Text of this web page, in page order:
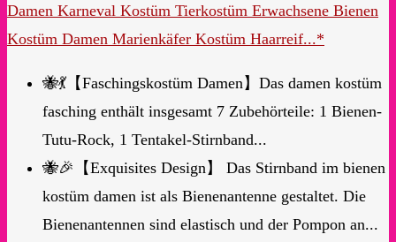
Damen Karneval Kostüm Tierkostüm Erwachsene Bienen
Kostüm Damen Marienkäfer Kostüm Haarreif...*
🐝💃【Faschingskostüm Damen】Das damen kostüm
fasching enthält insgesamt 7 Zubehörteile: 1 Bienen-
Tutu-Rock, 1 Tentakel-Stirnband...
🐝🎉【Exquisites Design】 Das Stirnband im bienen
kostüm damen ist als Bienenantenne gestaltet. Die
Bienenantennen sind elastisch und der Pompon an...